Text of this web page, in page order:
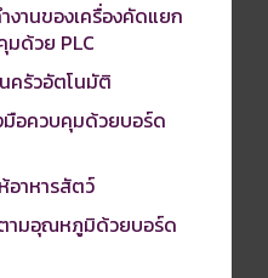
งานของเครื่องคัดแยก
มด้วย PLC
ครัวอัตโนมัติ
อควบคุมด้วยบอร์ด
อาหารสัตว์
ามอุณหภูมิด้วยบอร์ด